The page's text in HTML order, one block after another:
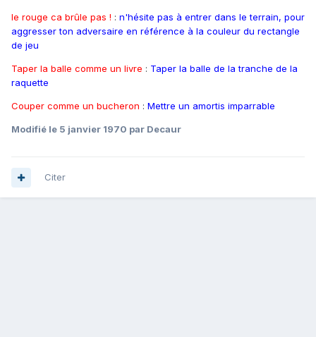
le rouge ca brûle pas ! : n'hésite pas à entrer dans le terrain, pour
aggresser ton adversaire en référence à la couleur du rectangle
de jeu
Taper la balle comme un livre : Taper la balle de la tranche de la
raquette
Couper comme un bucheron : Mettre un amortis imparrable
Modifié le 5 janvier 1970 par Decaur
Citer